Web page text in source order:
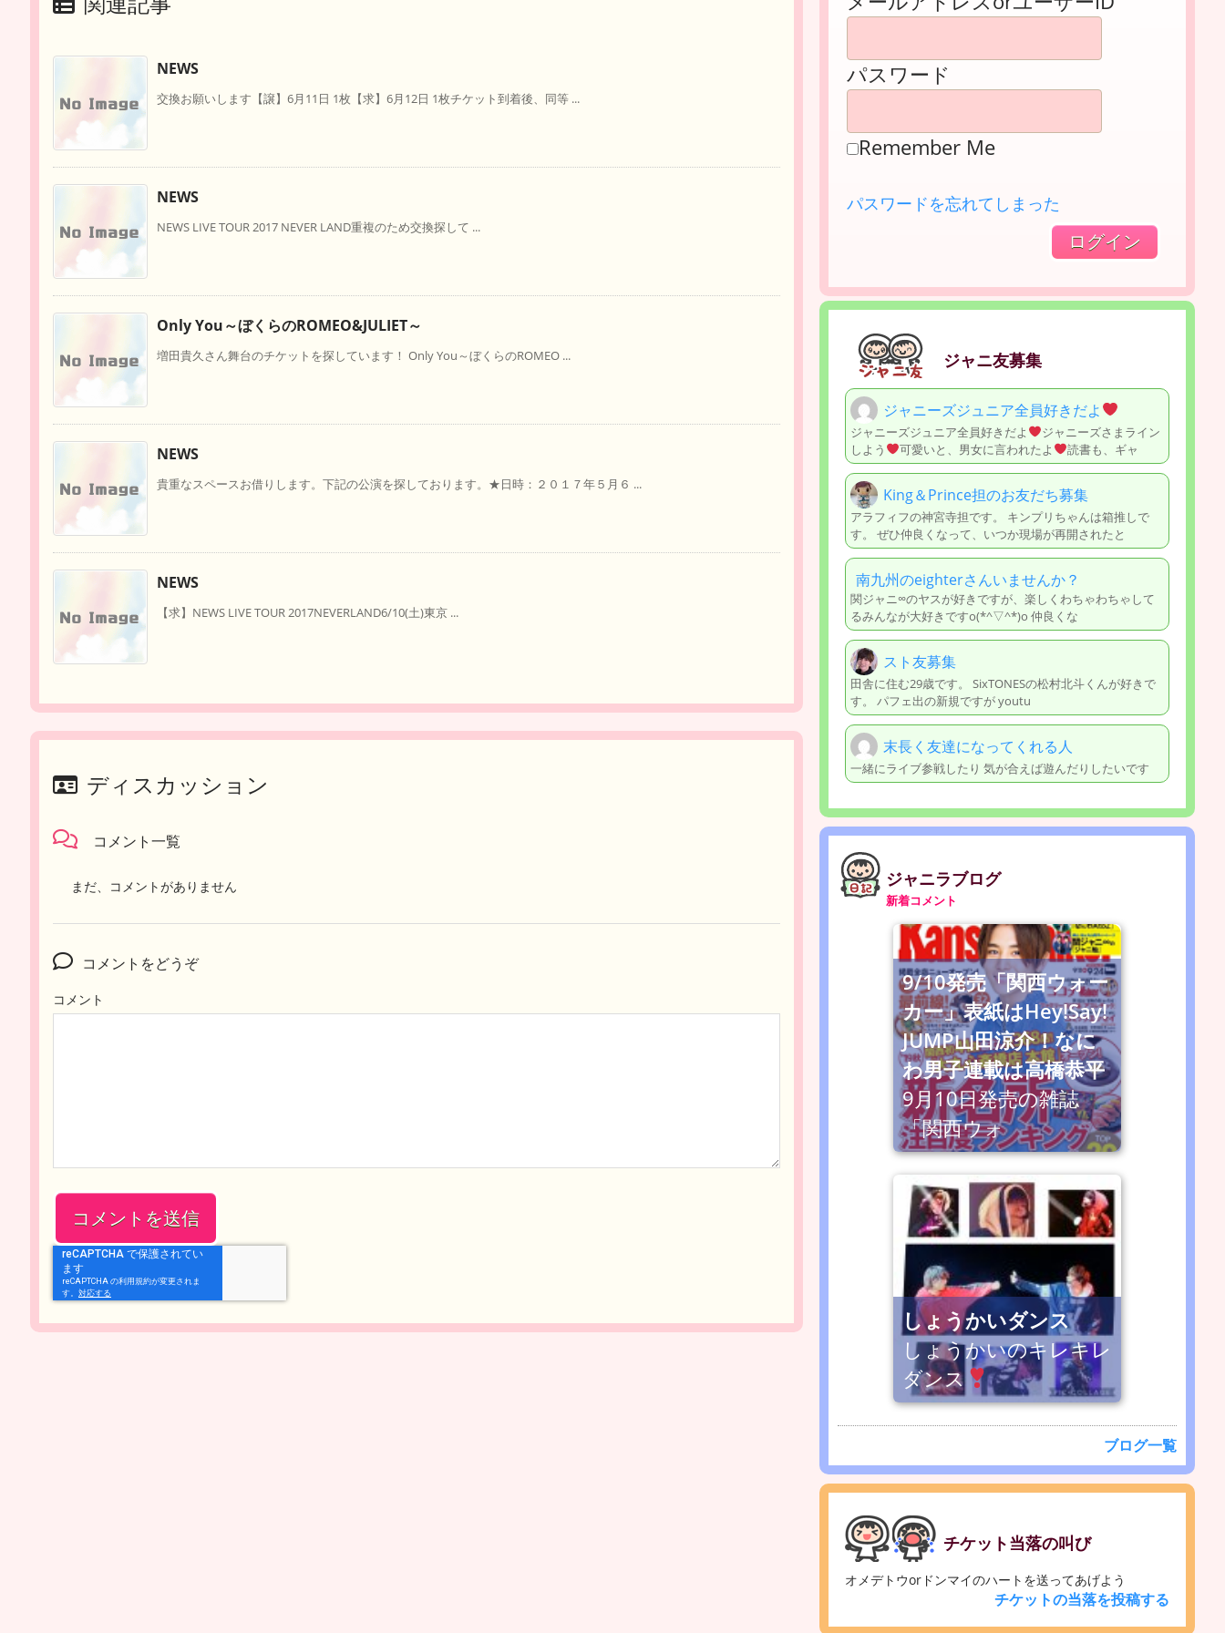
NEWS
交換お願いします【譲】6月11日 1枚【求】6月12日 1枚チケット到着後、同等 ...
NEWS
NEWS LIVE TOUR 2017 NEVER LAND重複のため交換探して ...
Only You～ぼくらのROMEO&JULIET～
増田貴久さん舞台のチケットを探しています！ Only You～ぼくらのROMEO ...
NEWS
貴重なスペースお借りします。下記の公演を探しております。★日時：２０１７年５月６ ...
NEWS
【求】NEWS LIVE TOUR 2017NEVERLAND6/10(土)東京 ...
ディスカッション
コメント一覧
まだ、コメントがありません
コメントをどうぞ
コメント
パスワード
Remember Me
パスワードを忘れてしまった
ジャニ友募集
ジャニーズジュニア全員好きだよ
ジャニーズジュニア全員好きだよ
ジャニーズさまライン
しよう
可愛いと、男女に言われたよ 読書も、ギャ
King＆Prince担のお友だち募集
アラフィフの神宮寺担です。 キンプリちゃんは箱推しで
す。 ぜひ仲良くなって、いつか現場が再開されたと
南九州のeighterさんいませんか？
関ジャニ∞のヤスが好きですが、楽しくわちゃわちゃして
るみんなが大好きですo(*^▽^*)o 仲良くな
スト友募集
田舎に住む29歳です。 SixTONESの松村北斗くんが好きで
す。 パフェ出の新規ですが youtu
末長く友達になってくれる人
一緒にライブ参戦したり 気が合えば遊んだりしたいです
ジャニラブログ
新着コメント
9/10発売「関西ウォー
カー」表紙はHey!Say!
JUMP山田涼介！なに
わ男子連載は高橋恭平
9月10日発売の雑誌
「関西ウォ
しょうかいダンス
しょうかいのキレキレ
ダンス
ブログ一覧
チケット当落の叫び
オメデトウorドンマイのハートを送ってあげよう
チケットの当落を投稿する